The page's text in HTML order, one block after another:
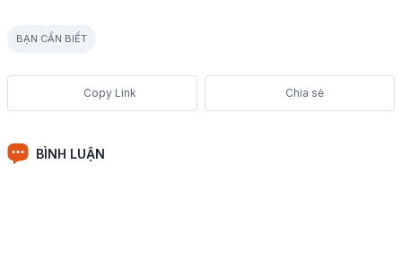
BẠN CẦN BIẾT
Chia sẻ
BÌNH LUẬN